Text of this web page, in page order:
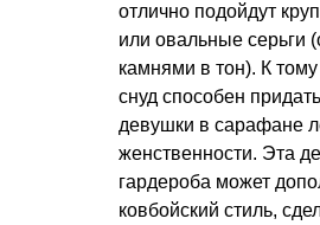
отлично подойдут
или овальные серьги
камнями в тон). К
снуд способен
девушки в сарафане
женственности. Эта
гардероба может
ковбойский стиль,